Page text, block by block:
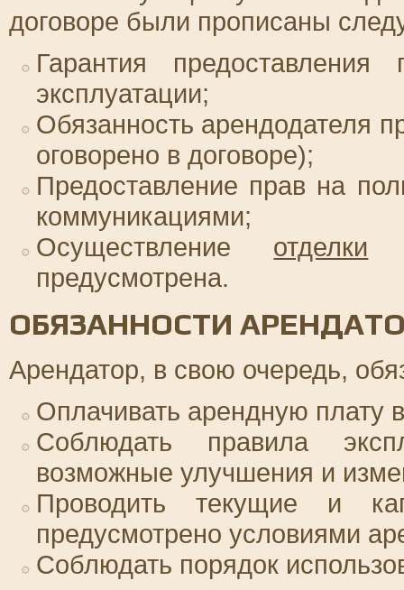
договоре были прописаны
Гарантия
эксплуатации;
Обязанность арендодателя
оговорено в договоре);
Предоставление прав на
коммуникациями;
Осуществление отделки
предусмотрена.
ОБЯЗАННОСТИ
Арендатор, в свою очередь,
Оплачивать арендную плату
Соблюдать правила
возможные улучшения и
Проводить текущие и
предусмотрено условиями
Соблюдать порядок